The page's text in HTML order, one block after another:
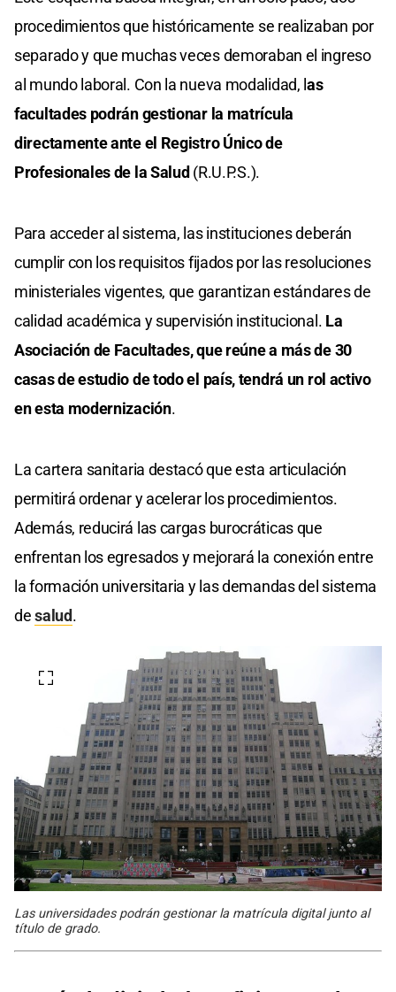
procedimientos que históricamente se realizaban por
separado y que muchas veces demoraban el ingreso
al mundo laboral. Con la nueva modalidad, las
facultades podrán gestionar la matrícula
directamente ante el Registro Único de
Profesionales de la Salud(R.U.P.S.).
Para acceder al sistema, las instituciones deberán
cumplir con los requisitos fijados por las resoluciones
ministeriales vigentes, que garantizan estándares de
calidad académica y supervisión institucional. La
Asociación de Facultades, que reúne a más de 30
casas de estudio de todo el país, tendrá un rol activo
en esta modernización.
La cartera sanitaria destacó que esta articulación
permitirá ordenar y acelerar los procedimientos.
Además, reducirá las cargas burocráticas que
enfrentan los egresados y mejorará la conexión entre
la formación universitaria y las demandas del sistema
desalud.
Las universidades podrán gestionar la matrícula digital junto al
título de grado.